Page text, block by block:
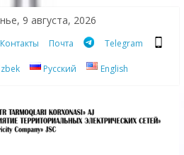
9 августа, 2026
Контакты Почта Telegram
Русский English